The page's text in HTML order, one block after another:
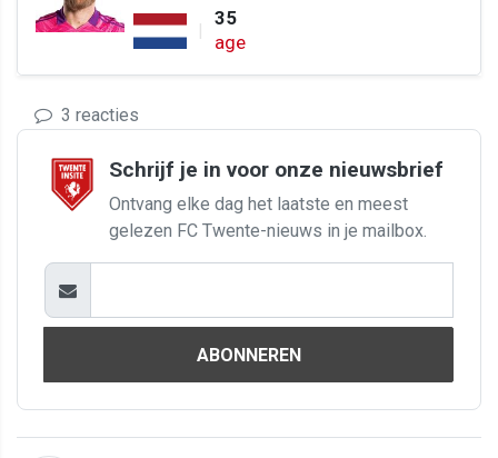
35
age
3 reacties
Schrijf je in voor onze nieuwsbrief
Ontvang elke dag het laatste en meest
gelezen FC Twente-nieuws in je mailbox.
ABONNEREN